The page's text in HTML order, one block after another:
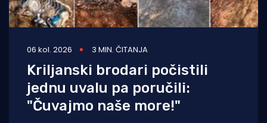
06 kol. 2026 3 MIN. ČITANJA
Kriljanski brodari počistili
jednu uvalu pa poručili:
"Čuvajmo naše more!"